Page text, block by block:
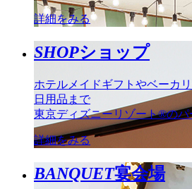
詳細をみる
SHOPショップ
ホテルメイドギフトやベーカ
日用品まで
東京ディズニーリゾート®のパ
詳細をみる
BANQUET宴会場